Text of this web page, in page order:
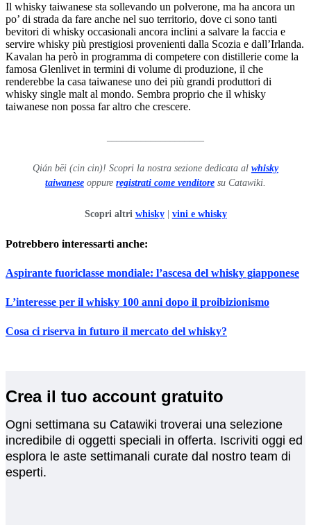
Il whisky taiwanese sta sollevando un polverone, ma ha ancora un
po’ di strada da fare anche nel suo territorio, dove ci sono tanti
bevitori di whisky occasionali ancora inclini a salvare la faccia e
servire whisky più prestigiosi provenienti dalla Scozia e dall’Irlanda.
Kavalan ha però in programma di competere con distillerie come la
famosa Glenlivet in termini di volume di produzione, il che
renderebbe la casa taiwanese uno dei più grandi produttori di
whisky single malt al mondo. Sembra proprio che il whisky
taiwanese non possa far altro che crescere.
Qián bēi (cin cin)! Scopri la nostra sezione dedicata al whisky
taiwanese oppure registrati come venditore su Catawiki.
Scopri altri whisky| vini e whisky
Potrebbero interessarti anche:
Aspirante fuoriclasse mondiale: l’ascesa del whisky giapponese
L’interesse per il whisky 100 anni dopo il proibizionismo
Cosa ci riserva in futuro il mercato del whisky?
Crea il tuo account gratuito
Ogni settimana su Catawiki troverai una selezione
incredibile di oggetti speciali in offerta. Iscriviti oggi ed
esplora le aste settimanali curate dal nostro team di
esperti.